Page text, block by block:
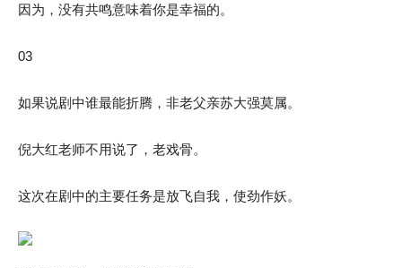
因为，没有共鸣意味着你是幸福的。
03
如果说剧中谁最能折腾，非老父亲苏大强莫属。
倪大红老师不用说了，老戏骨。
这次在剧中的主要任务是放飞自我，使劲作妖。